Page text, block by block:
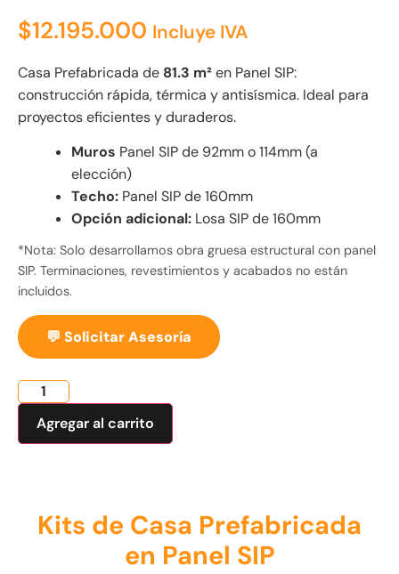
$12.195.000 Incluye IVA
Casa Prefabricada de 81.3 m²en Panel SIP:
construcción rápida, térmica y antisísmica. Ideal para
proyectos eficientes y duraderos.
Muros Panel SIP de 92mm o 114mm (a
elección)
Techo: Panel SIP de 160mm
Opción adicional: Losa SIP de 160mm
*Nota: Solo desarrollamos obra gruesa estructural con panel
SIP. Terminaciones, revestimientos y acabados no están
incluidos.
💬 Solicitar Asesoría
Agregar al carrito
Kits de Casa Prefabricada
en Panel SIP